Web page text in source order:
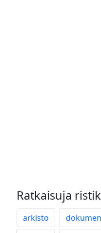
Ratkaisuja
arkisto